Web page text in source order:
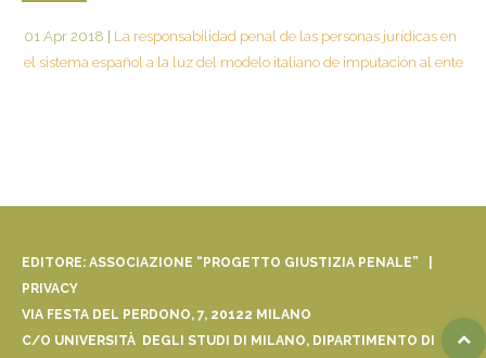
01 Apr 2018
La responsabilidad penal de las personas jurídicas en
el sistema español a la luz del modelo italiano de imputación al ente
EDITORE: ASSOCIAZIONE “PROGETTO GIUSTIZIA PENALE” |
PRIVACY
VIA FESTA DEL PERDONO, 7, 20122 MILANO
C/O UNIVERSITÀ DEGLI STUDI DI MILANO, DIPARTIMENTO DI